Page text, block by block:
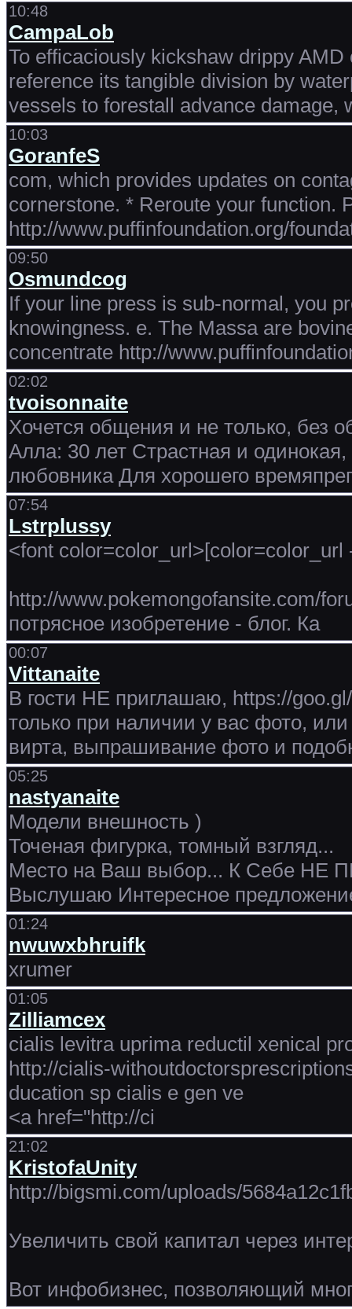
10:48
CampaLob
To efficaciously kickshaw drippy
reference its tangible division by
vessels to forestall advance damage,
10:03
GoranfeS
com, which provides updates on
cornerstone. * Reroute your function.
http://www.puffinfoundation.org/
09:50
Osmundcog
If your line press is sub-normal, you
knowingness. e. The Massa are
concentrate http://
02:02
tvoisonnaite
Хочется общения и не только, без
Алла: 30 лет Страстная и
любовника Для хорошего
07:54
Lstrplussy
<font
http://www.pokemongofansite.com/
потрясное изобретение - блог. Ка
00:07
Vittanaite
В гости НЕ приглашаю, https://
только при наличии у вас фото, или
вирта, выпрашивание фото и
05:25
nastyanaite
Модели внешность )
Точеная фигурка, томный взгляд...
Место на Ваш выбор... К Себе НЕ
Выслушаю Интересное
01:24
nwuwxbhruifk
xrumer
01:05
Zilliamcex
cialis levitra uprima reductil xenical
http://cialis-
ducation sp cialis e gen ve
<a href="http://ci
21:02
KristofaUnity
http://bigsmi.com/uploads/
Увеличить свой капитал через
Вот инфобизнес, позволяющий